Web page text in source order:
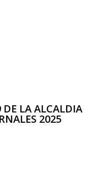
LA ALCALDIA
2025